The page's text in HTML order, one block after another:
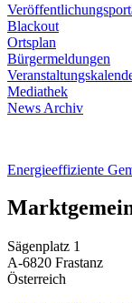
Blackout
Ortsplan
Bürgermeldungen
Mediathek
News Archiv
Energieeffiziente
Sägenplatz 1
A-6820 Frastanz
Österreich